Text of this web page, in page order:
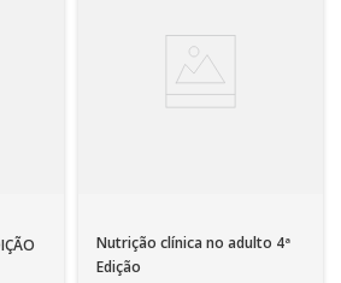
Nutrição clínica no adulto 4ª
Edição